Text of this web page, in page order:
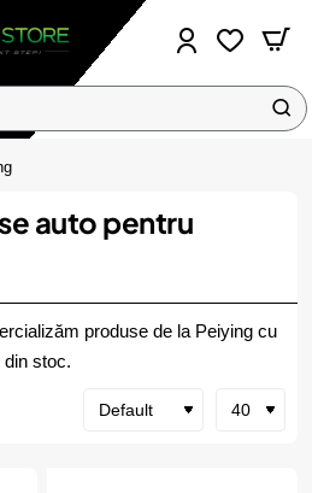
auto pentru
produse de la Peiying cu
din stoc.